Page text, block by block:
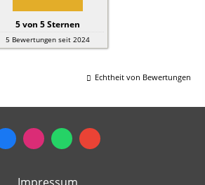
5von 5Sternen
5 Bewertungen seit 2024
Echtheit von Bewertungen